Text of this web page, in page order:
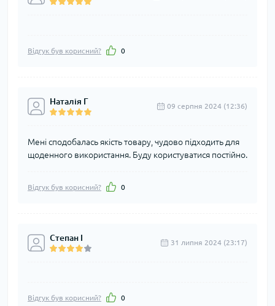
Відгук був корисний? 0
Наталія Г 09 серпня 2024 (12:36)
Мені сподобалась якість товару, чудово підходить для
щоденного використання. Буду користуватися постійно.
Відгук був корисний? 0
Степан І 31 липня 2024 (23:17)
Відгук був корисний? 0